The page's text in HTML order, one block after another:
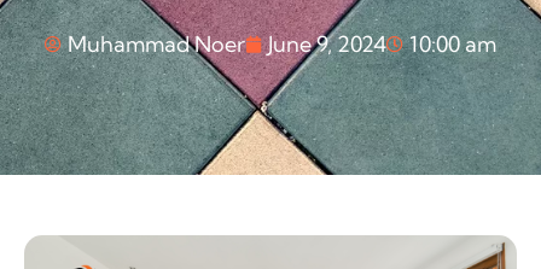
Muhammad Noer June 9, 2024 10:00 am